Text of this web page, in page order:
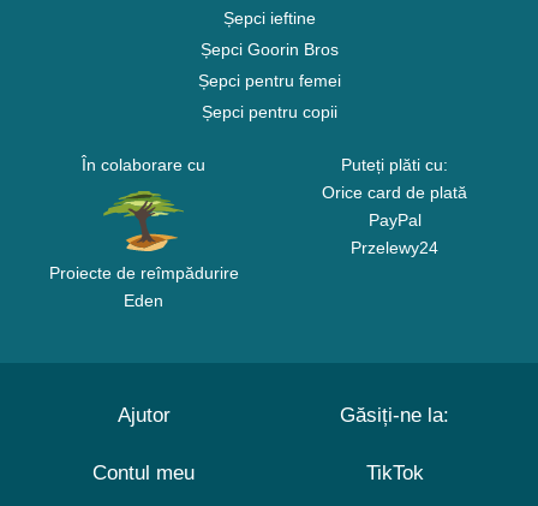
Șepci ieftine
Șepci Goorin Bros
Șepci pentru femei
Șepci pentru copii
În colaborare cu
Proiecte de reîmpădurire
Eden
Puteți plăti cu:
Orice card de plată
PayPal
Przelewy24
Ajutor
Contul meu
Găsiți-ne la:
TikTok